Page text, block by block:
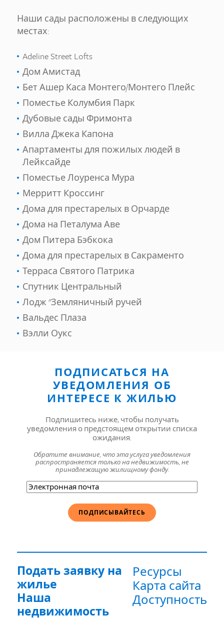
Наши сады расположены в следующих
местах:
Adeline Street Lofts
Дом Амистад
Бет Ашер Каса Монтего/Монтего Плейс
Поместье Колумбия Парк
Дубовые сады Фримонта
Вилла Джека Капона
Апартаменты для пожилых людей в
Лейксайде
Поместье Лоуренса Мура
Мерритт Кроссинг
Дома для престарелых в Орчарде
Дома на Петалума Аве
Дом Питера Бэбкока
Дома для престарелых в Сакраменто
Терраса Святого Патрика
Спутник Центральный
Лодж "Земляничный ручей
Вальдес Плаза
Вэлли Оукс
ПОДПИСАТЬСЯ НА
УВЕДОМЛЕНИЯ ОБ
ИНТЕРЕСЕ К ЖИЛЬЮ
Подпишитесь ниже, чтобы получать
уведомления о предстоящем открытии списка
ожидания.
Обратите внимание, что эта услуга уведомления
распространяется только на недвижимость, не
принадлежащую жилищному фонду.
Электронная
почта(Обязательно)
Подать заявку на
жилье
Наша
недвижимость
Ресурсы
Карта сайта
Доступность